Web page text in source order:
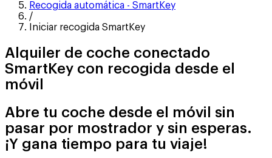
Recogida automática - SmartKey
/
Iniciar recogida SmartKey
Alquiler de coche conectado
SmartKey con recogida desde el
móvil
Abre tu coche desde el móvil sin
pasar por mostrador y sin esperas.
¡Y gana tiempo para tu viaje!